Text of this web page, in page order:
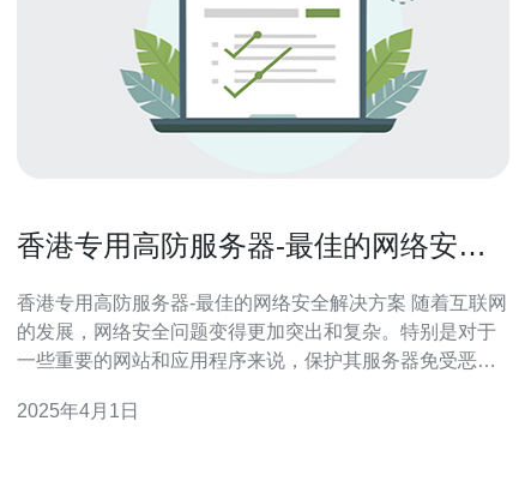
香港专用高防服务器-最佳的网络安全
香港专用高防服务器-最佳的网络安全解决方案 随着互联网
的发展，网络安全问题变得更加突出和复杂。特别是对于
一些重要的网站和应用程序来说，保护其服务器免受恶意
服务器成为了最佳的网络安全解决方案。 香港专用高防服
2025年4月1日